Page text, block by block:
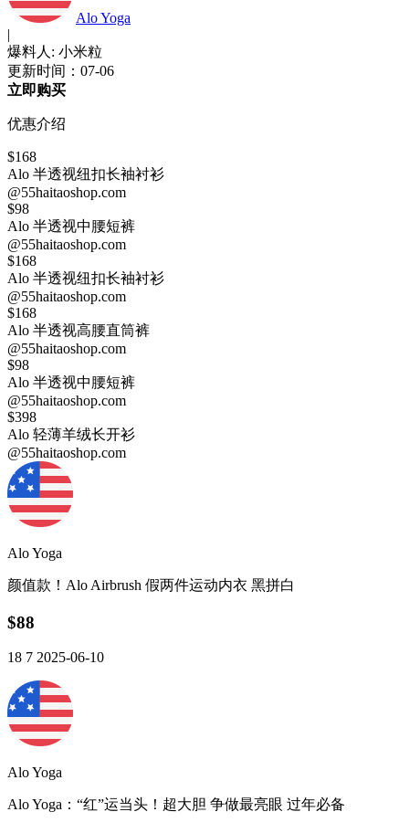
Alo Yoga
|
爆料人: 小米粒
更新时间：07-06
立即购买
优惠介绍
$168
Alo 半透视纽扣长袖衬衫
@55haitaoshop.com
$98
Alo 半透视中腰短裤
@55haitaoshop.com
$168
Alo 半透视纽扣长袖衬衫
@55haitaoshop.com
$168
Alo 半透视高腰直筒裤
@55haitaoshop.com
$98
Alo 半透视中腰短裤
@55haitaoshop.com
$398
Alo 轻薄羊绒长开衫
@55haitaoshop.com
Alo Yoga
颜值款！Alo Airbrush 假两件运动内衣 黑拼白
$88
18 7 2025-06-10
Alo Yoga
Alo Yoga：“红”运当头！超大胆 争做最亮眼 过年必备